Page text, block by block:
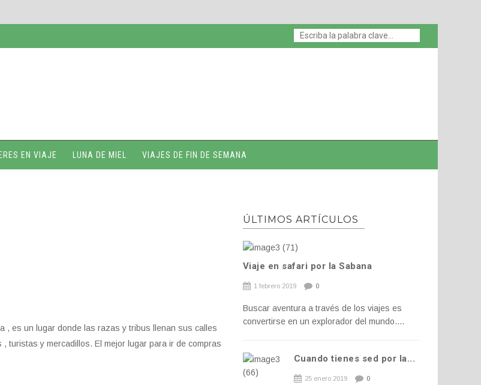
EN VIAJE LUNA DE MIEL VIAJES DE FIN DE SEMANA
, es un lugar donde las razas y tribus llenan sus calles
turistas y mercadillos. El mejor lugar para ir de compras
ÚLTIMOS ARTÍCULOS
Viaje en safari por la Sabana
1 febrero 2019 0
Buscar aventura a través de los viajes es
convertirse en un explorador del mundo....
Cuando tienes sed por la...
25 enero 2019 0